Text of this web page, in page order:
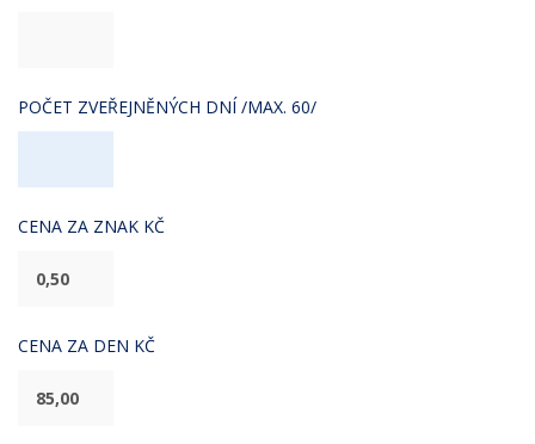
POČET ZVEŘEJNĚNÝCH DNÍ /MAX. 60/
CENA ZA ZNAK KČ
CENA ZA DEN KČ